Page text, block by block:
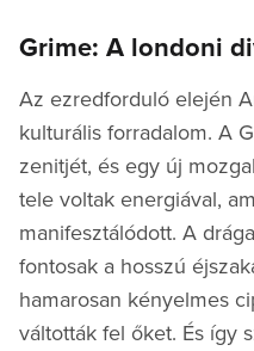
Grime: A londoni
Az ezredforduló elején
kulturális forradalom. A
zenitjét, és egy új
tele voltak energiával,
manifesztálódott. A
fontosak a hosszú
hamarosan kényelmes
váltották fel őket. És így